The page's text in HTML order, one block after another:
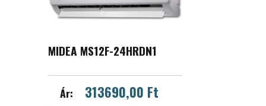
MIDEA MS12F-24HRDN1
Ár: 313690,00 Ft